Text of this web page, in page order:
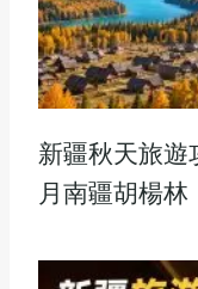
新疆秋天旅遊
月南疆胡楊林